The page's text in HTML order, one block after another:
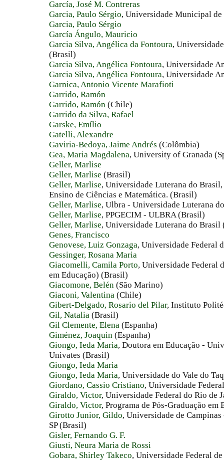
García, José M. Contreras
Garcia, Paulo Sérgio, Universidade Municipal de
Garcia, Paulo Sérgio
García Ángulo, Mauricio
Garcia Silva, Angélica da Fontoura,
(Brasil)
Garcia Silva, Angélica Fontoura, Universidade
Garcia Silva, Angélica Fontoura, Universidade
Garnica, Antonio Vicente Marafioti
Garrido, Ramón
Garrido, Ramón (Chile)
Garrido da Silva, Rafael
Garske, Emílio
Gatelli, Alexandre
Gaviria-Bedoya, Jaime Andrés (Colômbia)
Gea, Maria Magdalena, University of Granada
Geller, Marlise
Geller, Marlise (Brasil)
Geller, Marlise, Universidade Luterana do
Ensino de Ciências e Matemática. (Brasil)
Geller, Marlise, Ulbra - Universidade Luterana
Geller, Marlise, PPGECIM - ULBRA (Brasil)
Geller, Marlise, Universidade Luterana do Brasil
Genes, Francisco
Genovese, Luiz Gonzaga, Universidade Federal
Gessinger, Rosana Maria
Giacomelli, Camila Porto, Universidade Federal
em Educação) (Brasil)
Giacomone, Belén (São Marino)
Giaconi, Valentina (Chile)
Gibert-Delgado, Rosario del Pilar, Instituto
Gil, Natalia (Brasil)
Gil Clemente, Elena (Espanha)
Giménez, Joaquin (Espanha)
Giongo, Ieda Maria, Doutora em Educação -
Univates (Brasil)
Giongo, Ieda Maria
Giongo, Ieda Maria, Universidade do Vale do
Giordano, Cassio Cristiano, Universidade
Giraldo, Victor, Universidade Federal do Rio de
Giraldo, Victor, Programa de Pós-Graduação
Girotto Junior, Gildo, Universidade de
SP (Brasil)
Gisler, Fernando G. F.
Giusti, Neura Maria de Rossi
Gobara, Shirley Takeco, Universidade Federal